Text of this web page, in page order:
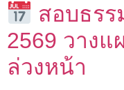
สอบธรร
2569 วาง
ล่วงหน้า